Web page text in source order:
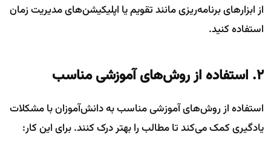
از ابزارهای برنامه‌ریزی مانند تقویم یا اپلیکیشن‌های مدیریت زمان
استفاده کنید.
۲. استفاده از روش‌های آموزشی مناسب
استفاده از روش‌های آموزشی مناسب به دانش‌آموزان با مشکلات
یادگیری کمک می‌کند تا مطالب را بهتر درک کنند. برای این کار: